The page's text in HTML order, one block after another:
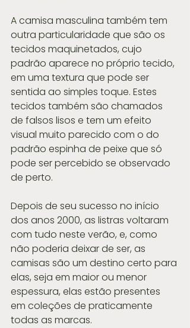
A camisa masculina também tem
outra particularidade que são os
tecidos maquinetados, cujo
padrão aparece no próprio tecido,
em uma textura que pode ser
sentida ao simples toque. Estes
tecidos também são chamados
de falsos lisos e tem um efeito
visual muito parecido com o do
padrão espinha de peixe que só
pode ser percebido se observado
de perto.
Depois de seu sucesso no início
dos anos 2000, as listras voltaram
com tudo neste verão, e, como
não poderia deixar de ser, as
camisas são um destino certo para
elas, seja em maior ou menor
espessura, elas estão presentes
em coleções de praticamente
todas as marcas.